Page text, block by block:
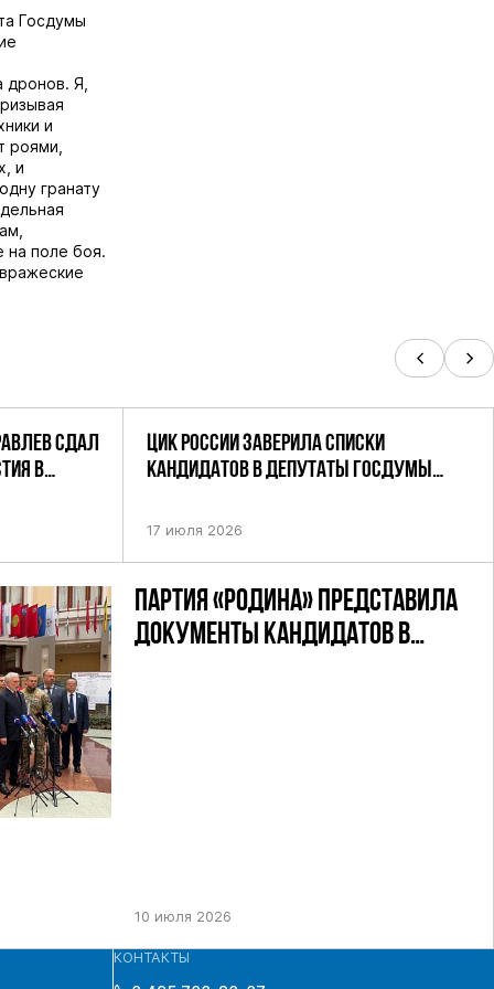
Госдумы
дронов. Я,
и
роями,
и
гранату
на поле боя.
СДАЛ
В
ЦИК РОССИИ ЗАВЕРИЛА СПИСКИ
КАНДИДАТОВ В ДЕПУТАТЫ ГОСДУМЫ
17 июля 2026
ПАРТИЯ «РОДИНА» ПРЕДСТАВИЛА
ДОКУМЕНТЫ КАНДИДАТОВ В
10 июля 2026
КОНТАКТЫ